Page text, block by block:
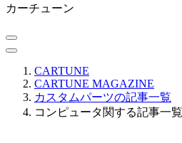
カーチューン
CARTUNE
CARTUNE MAGAZINE
カスタムパーツの記事一覧
コンピュータ関する記事一